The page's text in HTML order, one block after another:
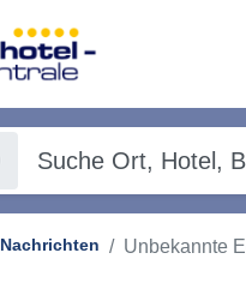
Nachrichten Unbekannte